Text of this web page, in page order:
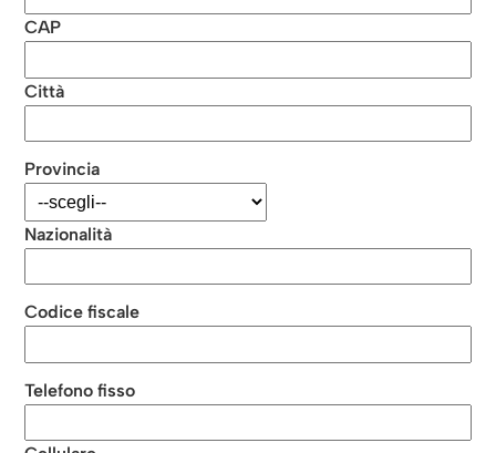
CAP
Città
Provincia
Nazionalità
Codice fiscale
Telefono fisso